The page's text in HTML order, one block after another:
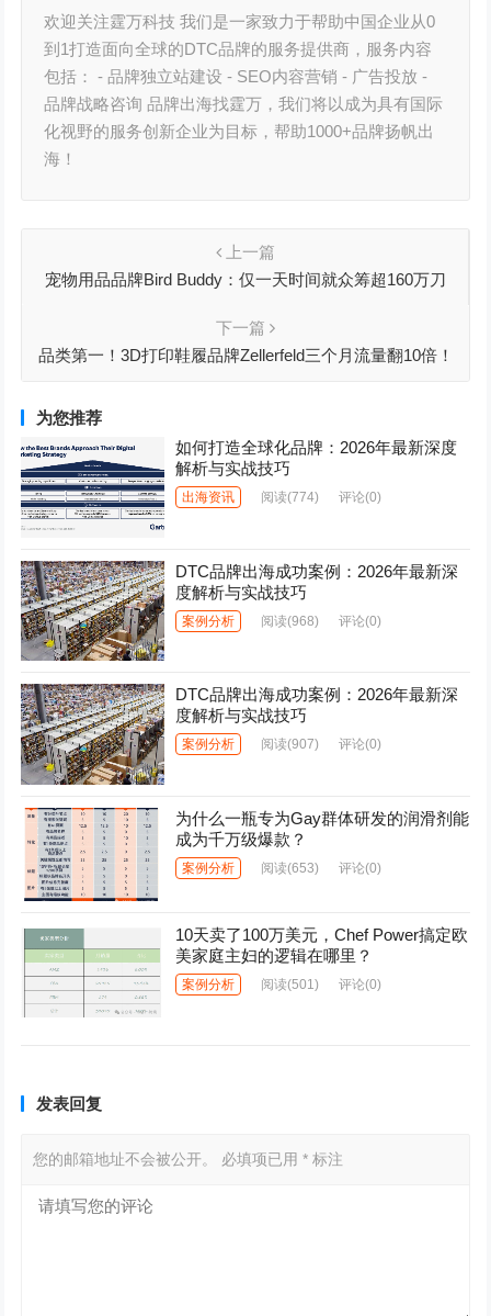
欢迎关注霆万科技 我们是一家致力于帮助中国企业从0
到1打造面向全球的DTC品牌的服务提供商，服务内容
包括： - 品牌独立站建设 - SEO内容营销 - 广告投放 -
品牌战略咨询 品牌出海找霆万，我们将以成为具有国际
化视野的服务创新企业为目标，帮助1000+品牌扬帆出
海！
上一篇
宠物用品品牌Bird Buddy：仅一天时间就众筹超160万刀
下一篇
品类第一！3D打印鞋履品牌Zellerfeld三个月流量翻10倍！
为您推荐
如何打造全球化品牌：2026年最新深度
解析与实战技巧
出海资讯 阅读(774) 评论(0)
DTC品牌出海成功案例：2026年最新深
度解析与实战技巧
案例分析 阅读(968) 评论(0)
DTC品牌出海成功案例：2026年最新深
度解析与实战技巧
案例分析 阅读(907) 评论(0)
为什么一瓶专为Gay群体研发的润滑剂能
成为千万级爆款？
案例分析 阅读(653) 评论(0)
10天卖了100万美元，Chef Power搞定欧
美家庭主妇的逻辑在哪里？
案例分析 阅读(501) 评论(0)
发表回复
您的邮箱地址不会被公开。 必填项已用* 标注